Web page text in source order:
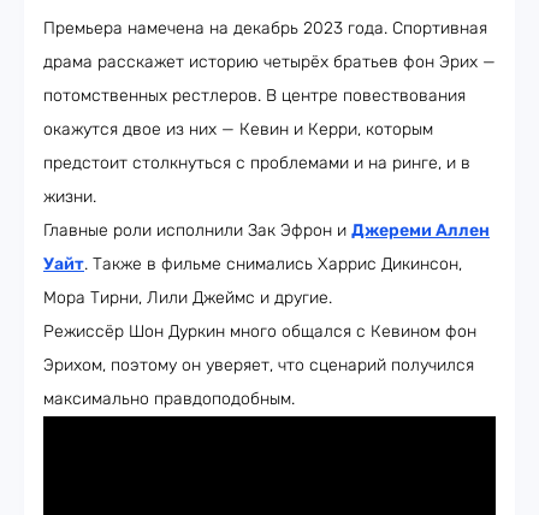
Премьера намечена на декабрь 2023 года. Спортивная
драма расскажет историю четырёх братьев фон Эрих —
потомственных рестлеров. В центре повествования
окажутся двое из них — Кевин и Керри, которым
предстоит столкнуться с проблемами и на ринге, и в
жизни.
Главные роли исполнили Зак Эфрон и Джереми Аллен
Уайт. Также в фильме снимались Харрис Дикинсон,
Мора Тирни, Лили Джеймс и другие.
Режиссёр Шон Дуркин много общался с Кевином фон
Эрихом, поэтому он уверяет, что сценарий получился
максимально правдоподобным.